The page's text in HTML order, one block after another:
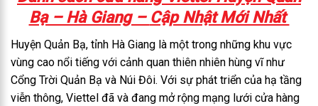
Bạ – Hà Giang – Cập Nhật Mới Nhất
Huyện Quản Bạ, tỉnh Hà Giang là một trong những khu vực
vùng cao nổi tiếng với cảnh quan thiên nhiên hùng vĩ như
Cổng Trời Quản Bạ và Núi Đôi. Với sự phát triển của hạ tầng
viễn thông, Viettel đã và đang mở rộng mạng lưới cửa hàng